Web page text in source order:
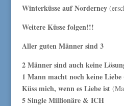
Winterküsse auf Norderney
Weitere Küsse folgen!!!
Aller guten Männer sind 3
2 Männer sind auch keine
1 Mann macht noch keine Liebe
Küss mich, wenn es Liebe ist
5 Single Millionäre & ICH